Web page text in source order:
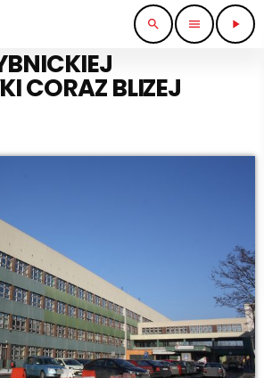
search menu play_arrow
CORAZ BLIZEJ